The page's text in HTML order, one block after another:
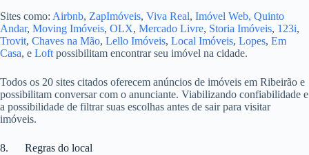
Sites como: Airbnb, ZapImóveis, Viva Real, Imóvel Web, Quinto
Andar, Moving Imóveis, OLX, Mercado Livre, Storia Imóveis, 123i,
Trovit, Chaves na Mão, Lello Imóveis, Local Imóveis, Lopes, Em
Casa, e Loft possibilitam encontrar seu imóvel na cidade.
Todos os 20 sites citados oferecem anúncios de imóveis em Ribeirão e
possibilitam conversar com o anunciante. Viabilizando confiabilidade e
a possibilidade de filtrar suas escolhas antes de sair para visitar
imóveis.
8. Regras do local